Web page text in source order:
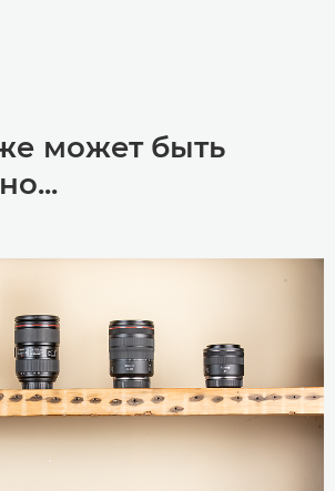
может быть